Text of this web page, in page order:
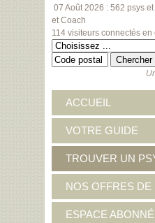
07 Août 2026 : 562 psys
et Coach
114 visiteurs connectés en
ACCUEIL
VOTRE GUIDE
TROUVER UN
NOS OFFRES DE
ESPACE